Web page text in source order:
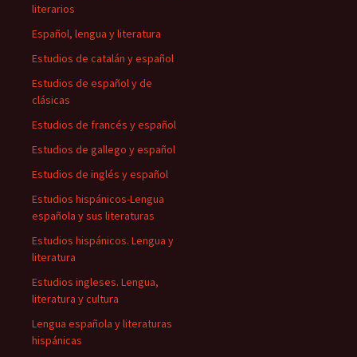
literarios
Español, lengua y literatura
Estudios de catalán y español
Estudios de español y de
clásicas
Estudios de francés y español
Estudios de gallego y español
Estudios de inglés y español
Estudios hispánicos-Lengua
española y sus literaturas
Estudios hispánicos. Lengua y
literatura
Estudios ingleses. Lengua,
literatura y cultura
Lengua española y literaturas
hispánicas